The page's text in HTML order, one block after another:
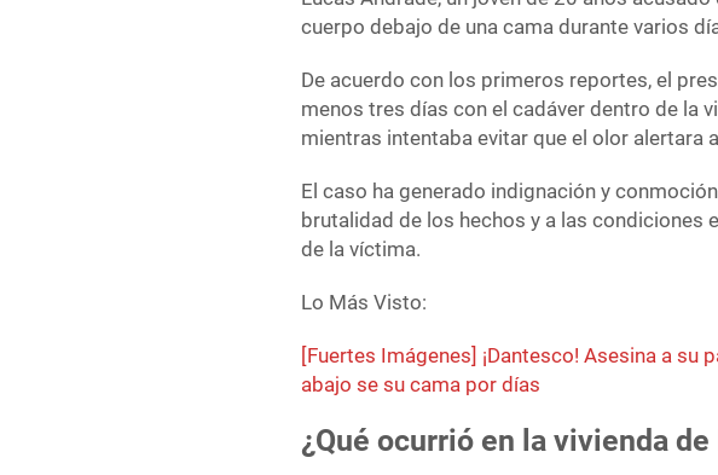
cuerpo debajo de una cama durante varios
De acuerdo con los primeros reportes, el
menos tres días con el cadáver dentro de la
mientras intentaba evitar que el olor alertara
El caso ha generado indignación y
brutalidad de los hechos y a las condiciones
de la víctima.
Lo Más Visto:
[Fuertes Imágenes] ¡Dantesco! Asesina a su
abajo se su cama por días
¿Qué ocurrió en la vivienda de